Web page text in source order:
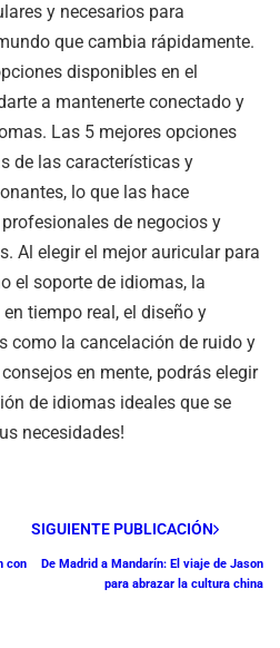
y necesarios para
que cambia rápidamente.
disponibles en el
a mantenerte conectado y
Las 5 mejores opciones
de las características y
lo que las hace
de negocios y
Al elegir el mejor auricular para
el soporte de idiomas, la
tiempo real, el diseño y
como la cancelación de ruido y
en mente, podrás elegir
de idiomas ideales que se
necesidades!
con
SIGUIENTE PUBLICACIÓN
De Madrid a Mandarín: El viaje de Jason
para abrazar la cultura china